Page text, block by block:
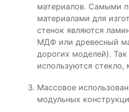
материалов. Самыми
материалами для
стенок являются
МДФ или древесный
дорогих моделей).
используются стекло,
Массовое
модульных